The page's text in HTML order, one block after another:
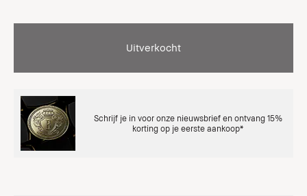
Uitverkocht
Schrijf je in voor onze nieuwsbrief en ontvang 15%
korting op je eerste aankoop*